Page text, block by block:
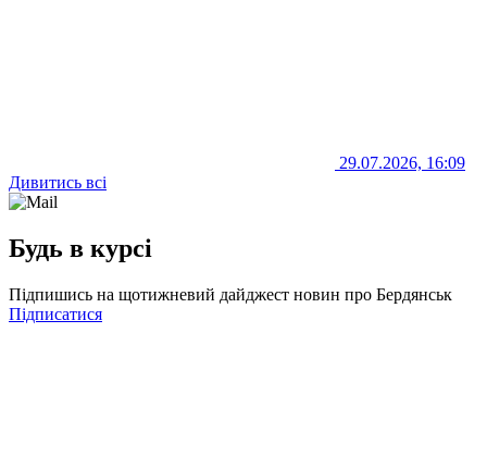
29.07.2026, 16:09
Дивитись всі
Будь в курсі
Підпишись на щотижневий дайджест новин про Бердянськ
Підписатися